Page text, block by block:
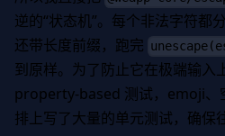
逆的“状态机”。每个非法字符都
还带长度前缀，跑完
到原样。为了防止它在极端输入
property-based 测试，emoji、
排上写了大量的单元测试，确保